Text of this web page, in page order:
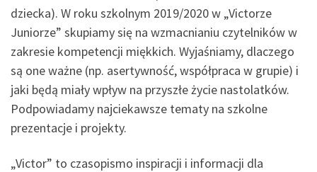
dziecka). W roku szkolnym 2019/2020 w „Victorze
Juniorze” skupiamy się na wzmacnianiu czytelników w
zakresie kompetencji miękkich. Wyjaśniamy, dlaczego
są one ważne (np. asertywność, współpraca w grupie) i
jaki będą miały wpływ na przyszłe życie nastolatków.
Podpowiadamy najciekawsze tematy na szkolne
prezentacje i projekty.
„Victor” to czasopismo inspiracji i informacji dla